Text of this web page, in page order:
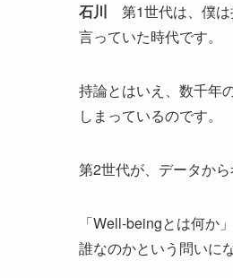
石川 第1世代は、僕は
言っていた時代です。
持論とはいえ、数千年
しまっているのです。
第2世代が、データから
「Well-beingとは何か
誰なのかという問いに